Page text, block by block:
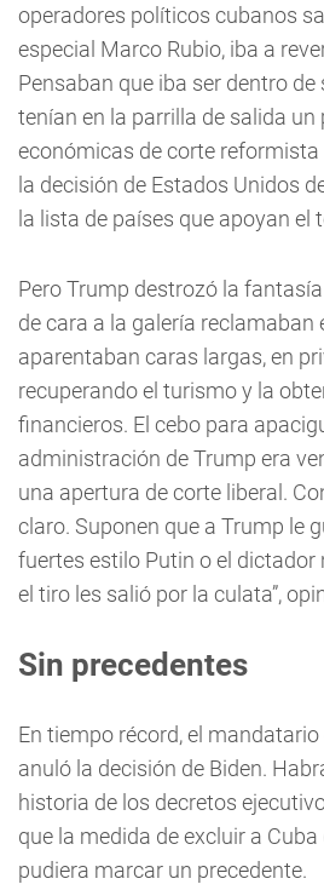
operadores políticos cubanos
especial Marco Rubio, iba a
Pensaban que iba ser dentro de
tenían en la parrilla de salida un
económicas de corte
la decisión de Estados Unidos
la lista de países que apoyan el
Pero Trump destrozó la
de cara a la galería reclamaban
aparentaban caras largas, en
recuperando el turismo y la
financieros. El cebo para
administración de Trump era
una apertura de corte liberal.
claro. Suponen que a Trump le
fuertes estilo Putin o el dictador
el tiro les salió por la culata”,
Sin precedentes
En tiempo récord, el
anuló la decisión de Biden.
historia de los decretos
que la medida de excluir a
pudiera marcar un precedente.